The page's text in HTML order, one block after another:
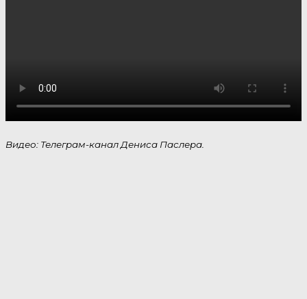
Видео: Телеграм-канал Дениса Паслера.